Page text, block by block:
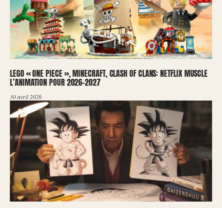
LEGO « ONE PIECE », MINECRAFT, CLASH OF CLANS: NETFLIX MUSCLE
L’ANIMATION POUR 2026-2027
30 avril 2026